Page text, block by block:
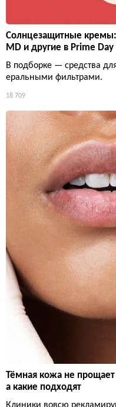
Солнцезащитные кремы:
MD и другие в Prime Day
В подборке — средства
еральными фильтрами.
18 709
Тёмная кожа не
а какие подходят
Клиники вовсю